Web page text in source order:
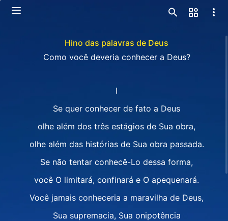
Hino das palavras de Deus
Como você deveria conhecer a Deus?
Ⅰ
Se quer conhecer de fato a Deus
olhe além dos três estágios de Sua obra,
olhe além das histórias de Sua obra passada.
Se não tentar conhecê-Lo dessa forma,
você O limitará, confinará e O apequenará.
Você jamais conheceria a maravilha de Deus,
Sua supremacia, Sua onipotência